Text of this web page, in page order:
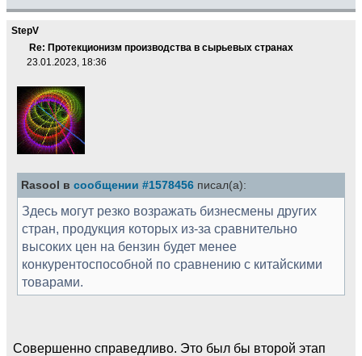
StepV
Re: Протекционизм производства в сырьевых странах
23.01.2023, 18:36
Rasool в сообщении #1578456 писал(а):
Здесь могут резко возражать бизнесмены других
стран, продукция которых из-за сравнительно
высоких цен на бензин будет менее
конкурентоспособной по сравнению с китайскими
товарами.
Совершенно справедливо. Это был бы второй этап